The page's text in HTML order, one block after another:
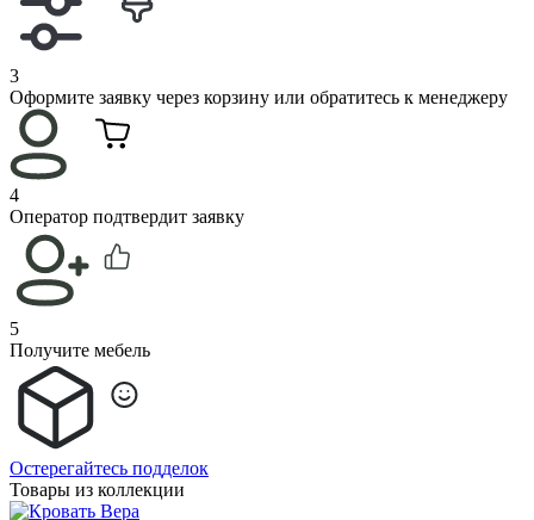
3
Оформите заявку через корзину или обратитесь к менеджеру
4
Оператор подтвердит заявку
5
Получите мебель
Остерегайтесь подделок
Товары из коллекции